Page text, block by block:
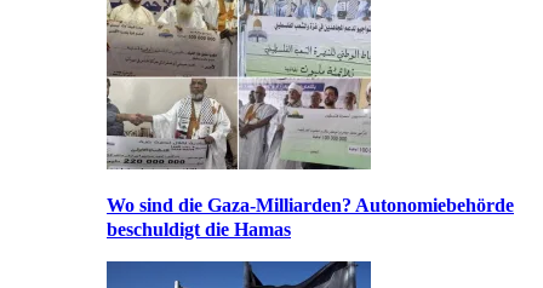
Wo sind die Gaza-Milliarden? Autonomiebehörde
beschuldigt die Hamas